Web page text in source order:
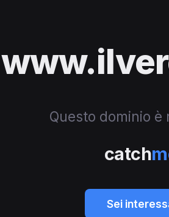
Questo dominio è
catch
Sei